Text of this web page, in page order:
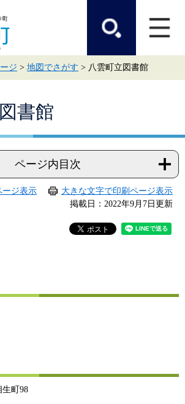
ジ > 地図でさがす > 八雲町立図書館
書館
ページ内目次
ージ表示
大きな文字で印刷ページ表示
掲載日：2022年9月7日更新
町98